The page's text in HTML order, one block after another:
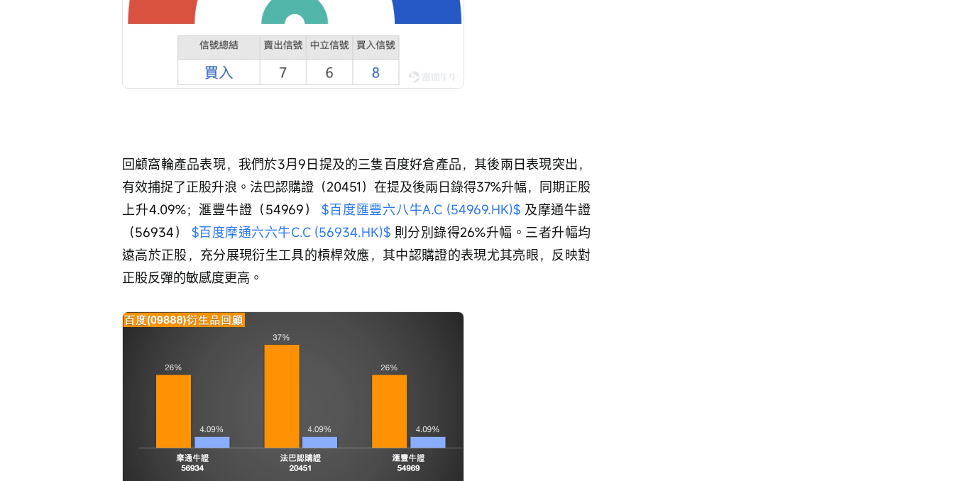
回顧窩輪產品表現，我們於3月9日提及的三隻百度好倉產品，其後兩日表現突出，
有效捕捉了正股升浪。法巴認購證（20451）在提及後兩日錄得37%升幅，同期正股
上升4.09%；滙豐牛證（54969） $百度匯豐六八牛A.C (54969.HK)$ 及摩通牛證
（56934） $百度摩通六六牛C.C (56934.HK)$ 則分別錄得26%升幅。三者升幅均
遠高於正股，充分展現衍生工具的槓桿效應，其中認購證的表現尤其亮眼，反映對
正股反彈的敏感度更高。